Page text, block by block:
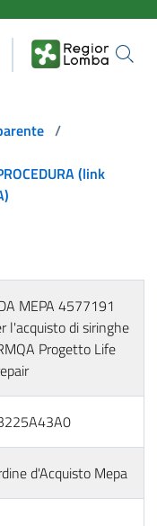
/
(link
MEPA 4577191
l'acquisto di siringhe
Progetto Life
d'Acquisto Mepa